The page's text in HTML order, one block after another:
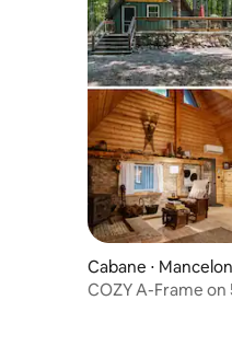
Cabane ⋅
COZY A-Frame on